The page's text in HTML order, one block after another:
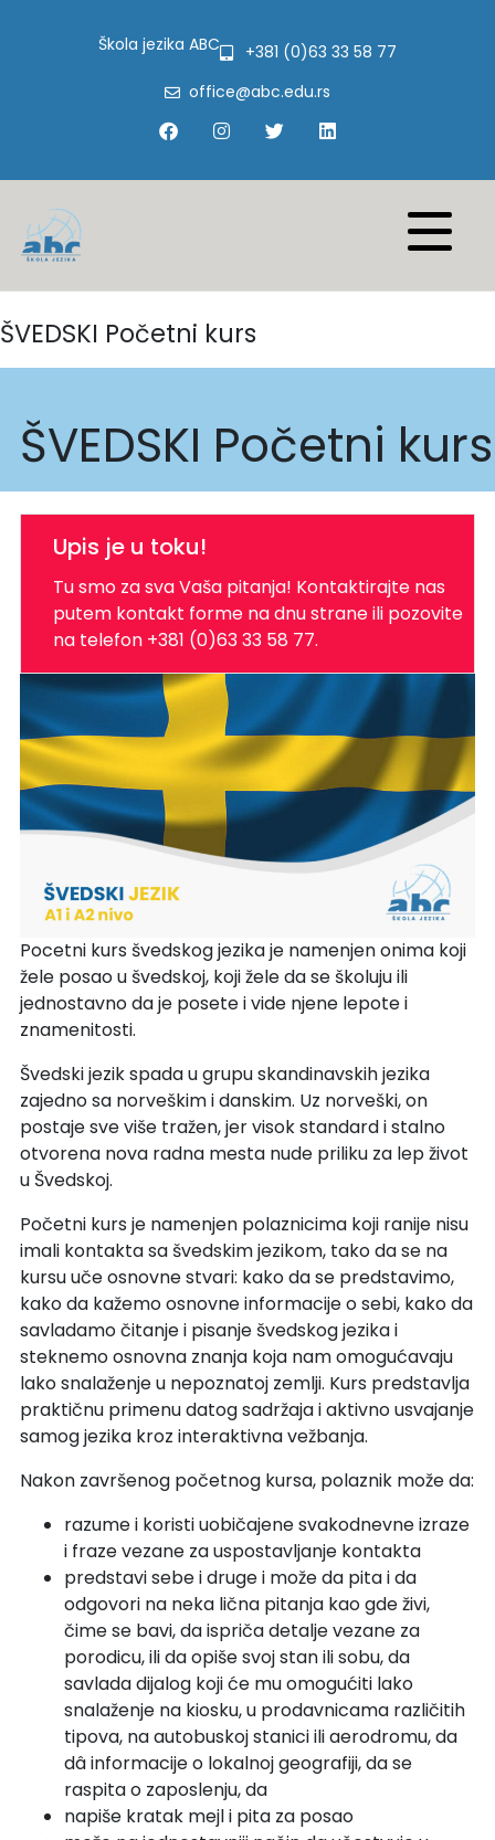
Škola jezika ABC
+381 (0)63 33 58 77
office@abc.edu.rs
ŠVEDSKI Početni kurs
ŠVEDSKI Početni kurs
Upis je u toku!
Tu smo za sva Vaša pitanja! Kontaktirajte nas
putem kontakt forme na dnu strane ili pozovite
na telefon +381 (0)63 33 58 77.
Pocetni kurs švedskog jezika je namenjen onima koji
žele posao u švedskoj, koji žele da se školuju ili
jednostavno da je posete i vide njene lepote i
znamenitosti.
Švedski jezik spada u grupu skandinavskih jezika
zajedno sa norveškim i danskim. Uz norveški, on
postaje sve više tražen, jer visok standard i stalno
otvorena nova radna mesta nude priliku za lep život
u Švedskoj.
Početni kurs je namenjen polaznicima koji ranije nisu
imali kontakta sa švedskim jezikom, tako da se na
kursu uče osnovne stvari: kako da se predstavimo,
kako da kažemo osnovne informacije o sebi, kako da
savladamo čitanje i pisanje švedskog jezika i
steknemo osnovna znanja koja nam omogućavaju
lako snalaženje u nepoznatoj zemlji. Kurs predstavlja
praktičnu primenu datog sadržaja i aktivno usvajanje
samog jezika kroz interaktivna vežbanja.
Nakon završenog početnog kursa, polaznik može da:
razume i koristi uobičajene svakodnevne izraze
i fraze vezane za uspostavljanje kontakta
predstavi sebe i druge i može da pita i da
odgovori na neka lična pitanja kao gde živi,
čime se bavi, da ispriča detalje vezane za
porodicu, ili da opiše svoj stan ili sobu, da
savlada dijalog koji će mu omogućiti lako
snalaženje na kiosku, u prodavnicama različitih
tipova, na autobuskoj stanici ili aerodromu, da
dâ informacije o lokalnoj geografiji, da se
raspita o zaposlenju, da
napiše kratak mejl i pita za posao